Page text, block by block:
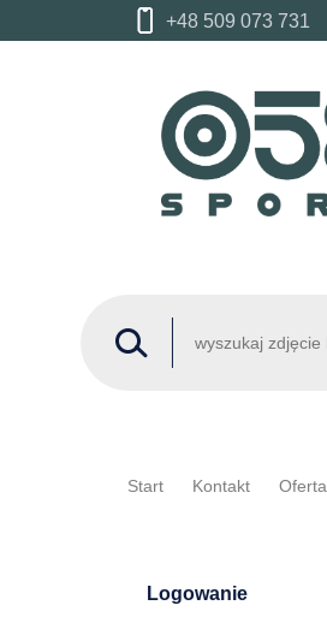
+48 509 073 731
Start Kontakt Oferta
Logowanie